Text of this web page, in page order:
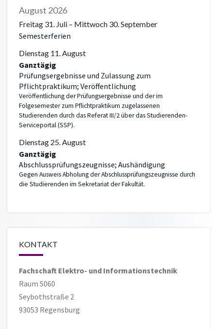
August 2026
Freitag 31. Juli – Mittwoch 30.September
Semesterferien
Dienstag 11.August
Ganztägig
Prüfungsergebnisse und Zulassung zum
Pflichtpraktikum; Veröffentlichung
Veröffentlichung der Prüfungsergebnisse und der im
Folgesemester zum Pflichtpraktikum zugelassenen
Studierenden durch das Referat III/2 über das Studierenden-
Serviceportal (SSP).
Dienstag 25.August
Ganztägig
Abschlussprüfungszeugnisse; Aushändigung
Gegen Ausweis Abholung der Abschlussprüfungszeugnisse durch
die Studierenden im Sekretariat der Fakultät.
KONTAKT
Fachschaft Elektro- und Informationstechnik
Raum S060
Seybothstraße 2
93053 Regensburg